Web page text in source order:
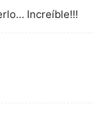
Increíble!!!